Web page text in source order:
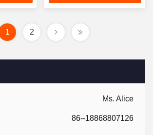
Ms. Alice
86--18868807126
1 2